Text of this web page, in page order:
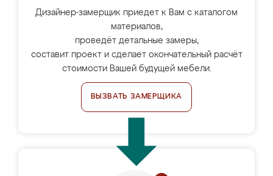
Дизайнер-замерщик приедет к Вам с каталогом
материалов,
проведёт детальные замеры,
составит проект и сделает окончательный расчёт
стоимости Вашей будущей мебели.
ВЫЗВАТЬ ЗАМЕРЩИКА